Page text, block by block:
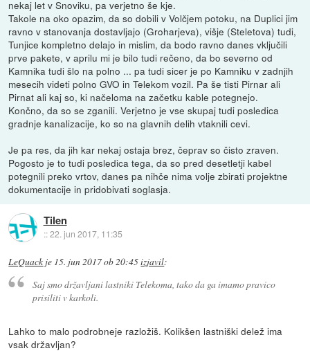
nekaj let v Snoviku, pa verjetno še kje.
Takole na oko opazim, da so dobili v Volčjem potoku, na Duplici jim
ravno v stanovanja dostavljajo (Groharjeva), višje (Steletova) tudi,
Tunjice kompletno delajo in mislim, da bodo ravno danes vključili
prve pakete, v aprilu mi je bilo tudi rečeno, da bo severno od
Kamnika tudi šlo na polno ... pa tudi sicer je po Kamniku v zadnjih
mesecih videti polno GVO in Telekom vozil. Pa še tisti Pirnar ali
Pirnat ali kaj so, ki načeloma na začetku kable potegnejo.
Končno, da so se zganili. Verjetno je vse skupaj tudi posledica
gradnje kanalizacije, ko so na glavnih delih vtaknili cevi.
Je pa res, da jih kar nekaj ostaja brez, čeprav so čisto zraven.
Pogosto je to tudi posledica tega, da so pred desetletji kabel
potegnili preko vrtov, danes pa nihče nima volje zbirati projektne
dokumentacije in pridobivati soglasja.
Tilen
::22. jun 2017, 11:35
LeQuack je 15. jun 2017 ob 20:45izjavil:
Saj smo državljani lastniki Telekoma, tako da ga imamo pravico
prisiliti v karkoli.
Lahko to malo podrobneje razložiš. Kolikšen lastniški delež ima
vsak državljan?